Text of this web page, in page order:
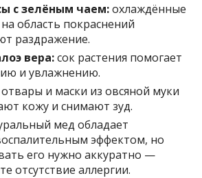
с зелёным чаем:охлаждённые
область покраснений
раздражение.
вера:сок растения помогает
и увлажнению.
отвары и маски из овсяной муки
кожу и снимают зуд.
мед обладает
эффектом, но
его нужно аккуратно —
отсутствие аллергии.